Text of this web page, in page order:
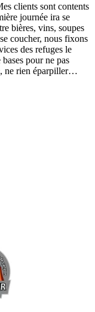
clients sont contents
journée ira se
bières, vins, soupes
coucher, nous fixons
des refuges le
pour ne pas
ne rien éparpiller…